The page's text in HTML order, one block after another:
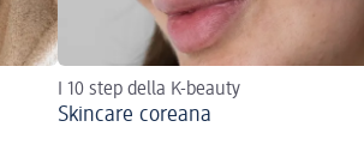
I 10 step della K-beauty
Skincare coreana